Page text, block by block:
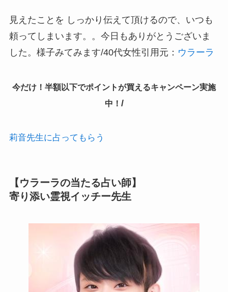
見えたことを しっかり伝えて頂けるので、いつも
頼ってしまいます。。今日もありがとうございま
した。様子みてみます/40代女性引用元： ウラーラ
今だけ！半額以下でポイントが買えるキャンペーン実施
中！ /
莉音先生に占ってもらう
【ウラーラの当たる占い師】
寄り添い霊視イッチー先生